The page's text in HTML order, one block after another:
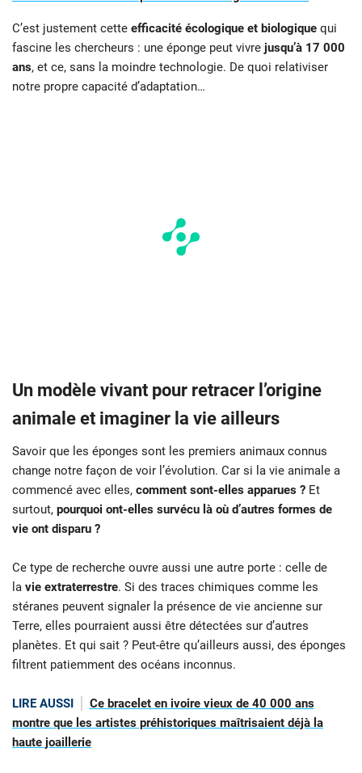
C’est justement cette efficacité écologique et biologique qui
fascine les chercheurs : une éponge peut vivre jusqu’à 17 000
ans, et ce, sans la moindre technologie. De quoi relativiser
notre propre capacité d’adaptation…
Un modèle vivant pour retracer l’origine
animale et imaginer la vie ailleurs
Savoir que les éponges sont les premiers animaux connus
change notre façon de voir l’évolution. Car si la vie animale a
commencé avec elles, comment sont-elles apparues ? Et
surtout, pourquoi ont-elles survécu là où d’autres formes de
vie ont disparu ?
Ce type de recherche ouvre aussi une autre porte : celle de
la vie extraterrestre. Si des traces chimiques comme les
stéranes peuvent signaler la présence de vie ancienne sur
Terre, elles pourraient aussi être détectées sur d’autres
planètes. Et qui sait ? Peut-être qu’ailleurs aussi, des éponges
filtrent patiemment des océans inconnus.
LIRE AUSSI
Ce bracelet en ivoire vieux de 40 000 ans
montre que les artistes préhistoriques maîtrisaient déjà la
haute joaillerie